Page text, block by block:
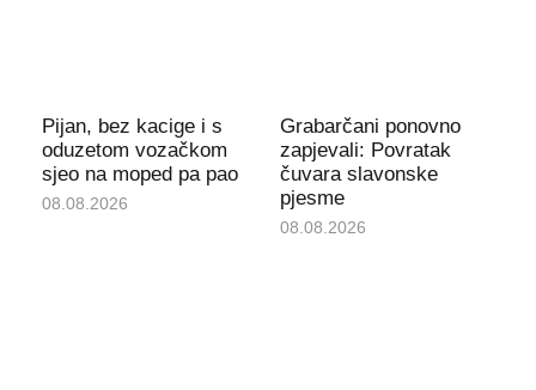
Pijan, bez kacige i s
oduzetom vozačkom
sjeo na moped pa pao
08.08.2026
Grabarčani ponovno
zapjevali: Povratak
čuvara slavonske
pjesme
08.08.2026